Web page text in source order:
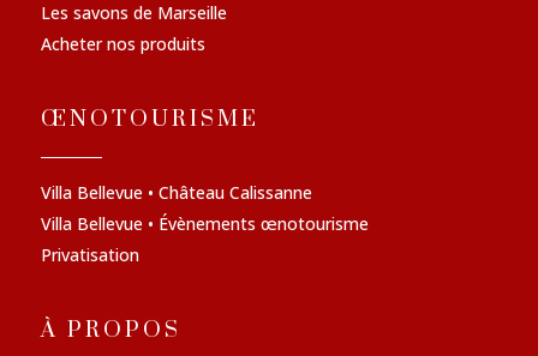
Les savons de Marseille
Acheter nos produits
ŒNOTOURISME
Villa Bellevue • Château Calissanne
Villa Bellevue • Évènements œnotourisme
Privatisation
À PROPOS